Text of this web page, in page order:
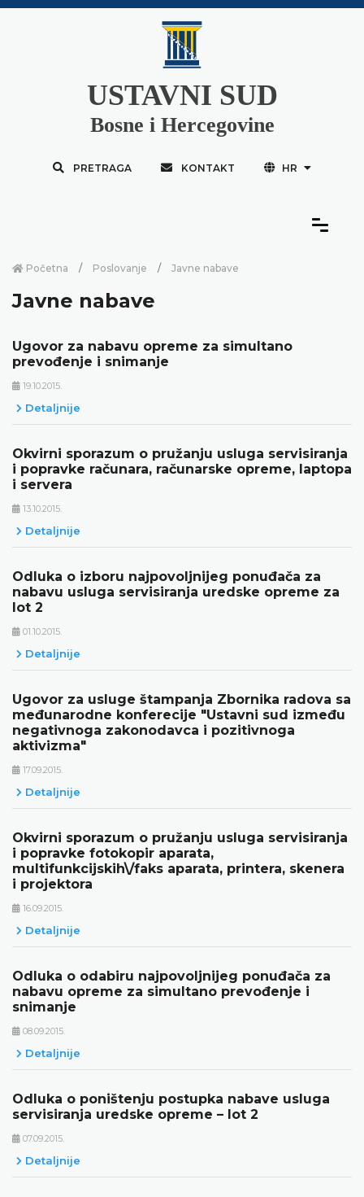
USTAVNI SUD
Bosne i Hercegovine
PRETRAGA KONTAKT HR
Početna Poslovanje Javne nabave
Javne nabave
Ugovor za nabavu opreme za simultano
prevođenje i snimanje
19.10.2015.
Detaljnije
Okvirni sporazum o pružanju usluga servisiranja
i popravke računara, računarske opreme, laptopa
i servera
13.10.2015.
Detaljnije
Odluka o izboru najpovoljnijeg ponuđača za
nabavu usluga servisiranja uredske opreme za
lot 2
01.10.2015.
Detaljnije
Ugovor za usluge štampanja Zbornika radova sa
međunarodne konferecije "Ustavni sud između
negativnoga zakonodavca i pozitivnoga
aktivizma"
17.09.2015.
Detaljnije
Okvirni sporazum o pružanju usluga servisiranja
i popravke fotokopir aparata,
multifunkcijskih\/faks aparata, printera, skenera
i projektora
16.09.2015.
Detaljnije
Odluka o odabiru najpovoljnijeg ponuđača za
nabavu opreme za simultano prevođenje i
snimanje
08.09.2015.
Detaljnije
Odluka o poništenju postupka nabave usluga
servisiranja uredske opreme – lot 2
07.09.2015.
Detaljnije